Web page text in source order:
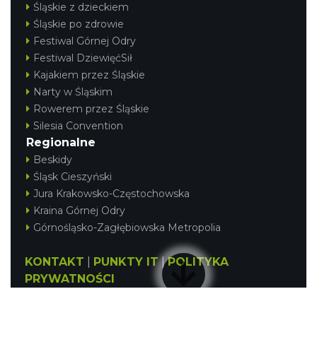
Śląskie z dzieckiem
Śląskie po zdrowie
Festiwal Górnej Odry
Festiwal DziewięćSił
Kajakiem przez Śląskie
Narty w Śląskim
Rowerem przez Śląskie
Silesia Convention
Regionalne
Beskidy
Śląsk Cieszyński
Jura Krakowsko-Częstochowska
Kraina Górnej Odry
Górnośląsko-Zagłębiowska Metropolia
KONTAKT PUNKTY IT|POLITYKA
PRYWATNOŚCI